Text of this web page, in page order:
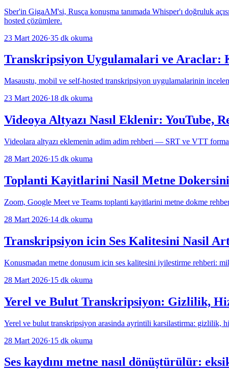
Sber'in GigaAM'si, Rusça konuşma tanımada Whisper'ı doğruluk
hosted çözümlere.
23 Mart 2026·35 dk okuma
Transkripsiyon Uygulamalari ve Araclar:
Masaustu, mobil ve self-hosted transkripsiyon uygulamalarinin
23 Mart 2026·18 dk okuma
Videoya Altyazı Nasıl Eklenir: YouTube,
Videolara altyazı eklemenin adim adim rehberi — SRT ve VTT
28 Mart 2026·15 dk okuma
Toplanti Kayitlarini Nasil Metne
Zoom, Google Meet ve Teams toplanti kayitlarini metne dokme
28 Mart 2026·14 dk okuma
Transkripsiyon icin Ses Kalitesini Nasil
Konusmadan metne donusum icin ses kalitesini iyilestirme rehberi:
28 Mart 2026·15 dk okuma
Yerel ve Bulut Transkripsiyon: Gizlilik,
Yerel ve bulut transkripsiyon arasinda ayrintili karsilastirma: gizlilik,
28 Mart 2026·15 dk okuma
Ses kaydını metne nasıl dönüştürülür: